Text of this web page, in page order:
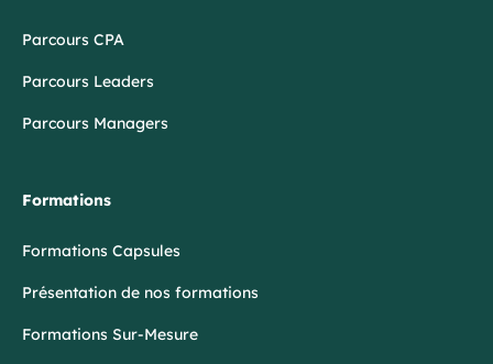
Parcours CPA
Parcours Leaders
Parcours Managers
Formations
Formations Capsules
Présentation de nos formations
Formations Sur-Mesure